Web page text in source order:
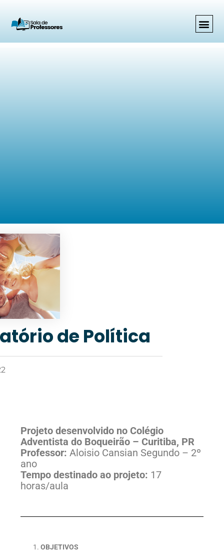
de Política
Projeto desenvolvido no Colégio
Adventista do Boqueirão – Curitiba, PR
Professor: Aloisio Cansian Segundo – 2º
ano
Tempo destinado ao projeto: 17
horas/aula
OBJETIVOS